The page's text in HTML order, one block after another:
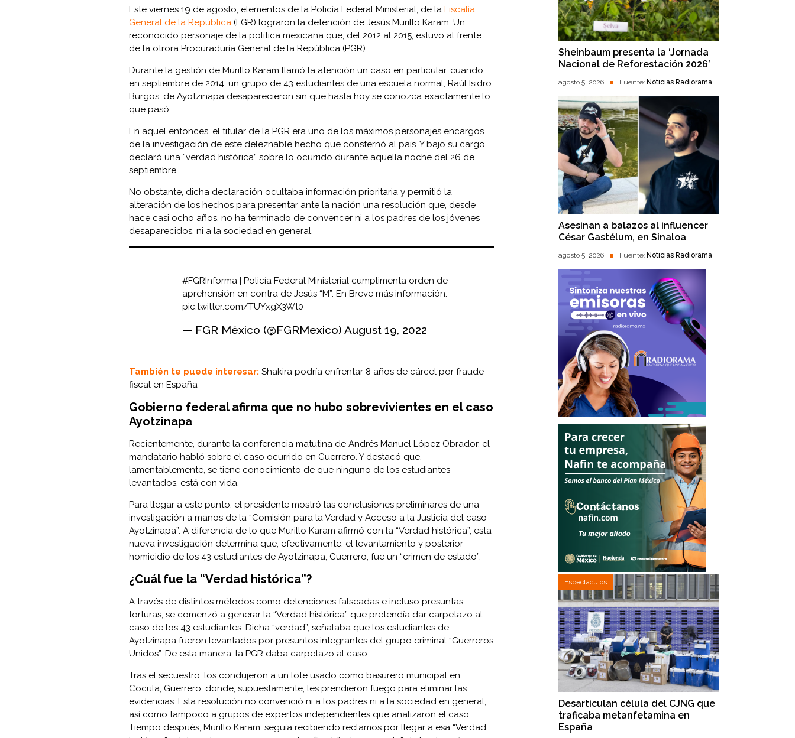
Este viernes 19 de agosto, elementos de la Policía Federal Ministerial, de la Fiscalía
General de la República (FGR) lograron la detención de Jesús Murillo Karam. Un
reconocido personaje de la política mexicana que, del 2012 al 2015, estuvo al frente
de la otrora Procuraduría General de la República (PGR).
Durante la gestión de Murillo Karam llamó la atención un caso en particular, cuando
en septiembre de 2014, un grupo de 43 estudiantes de una escuela normal, Raúl Isidro
Burgos, de Ayotzinapa desaparecieron sin que hasta hoy se conozca exactamente lo
que pasó.
En aquel entonces, el titular de la PGR era uno de los máximos personajes encargos
de la investigación de este deleznable hecho que consternó al país. Y bajo su cargo,
declaró una “verdad histórica” sobre lo ocurrido durante aquella noche del 26 de
septiembre.
No obstante, dicha declaración ocultaba información prioritaria y permitió la
alteración de los hechos para presentar ante la nación una resolución que, desde
hace casi ocho años, no ha terminado de convencer ni a los padres de los jóvenes
desaparecidos, ni a la sociedad en general.
#FGRInforma | Policía Federal Ministerial cumplimenta orden de
aprehensión en contra de Jesús “M”. En Breve más información.
pic.twitter.com/TUYxgX3Wt0
— FGR México (@FGRMexico) August 19, 2022
También te puede interesar: Shakira podría enfrentar 8 años de cárcel por fraude
fiscal en España
Gobierno federal afirma que no hubo sobrevivientes en el caso
Ayotzinapa
Recientemente, durante la conferencia matutina de Andrés Manuel López Obrador, el
mandatario habló sobre el caso ocurrido en Guerrero. Y destacó que,
lamentablemente, se tiene conocimiento de que ninguno de los estudiantes
levantados, está con vida.
Para llegar a este punto, el presidente mostró las conclusiones preliminares de una
investigación a manos de la “Comisión para la Verdad y Acceso a la Justicia del caso
Ayotzinapa”. A diferencia de lo que Murillo Karam afirmó con la “Verdad histórica”, esta
nueva investigación determina que, efectivamente, el levantamiento y posterior
homicidio de los 43 estudiantes de Ayotzinapa, Guerrero, fue un “crimen de estado”.
¿Cuál fue la “Verdad histórica”?
A través de distintos métodos como detenciones falseadas e incluso presuntas
torturas, se comenzó a generar la “Verdad histórica” que pretendía dar carpetazo al
caso de los 43 estudiantes. Dicha “verdad”, señalaba que los estudiantes de
Ayotzinapa fueron levantados por presuntos integrantes del grupo criminal “Guerreros
Unidos”. De esta manera, la PGR daba carpetazo al caso.
Tras el secuestro, los condujeron a un lote usado como basurero municipal en
Cocula, Guerrero, donde, supuestamente, les prendieron fuego para eliminar las
evidencias. Esta resolución no convenció ni a los padres ni a la sociedad en general,
así como tampoco a grupos de expertos independientes que analizaron el caso.
Tiempo después, Murillo Karam, seguía recibiendo reclamos por llegar a esa “Verdad
Sheinbaum presenta la ‘Jornada
Nacional de Reforestación 2026’
agosto 5, 2026 Fuente: Noticias Radiorama
Asesinan a balazos al influencer
César Gastélum, en Sinaloa
agosto 5, 2026 Fuente: Noticias Radiorama
Espectáculos
Desarticulan célula del CJNG que
traficaba metanfetamina en
España